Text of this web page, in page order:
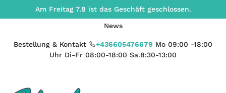
Am Freitag 7.8 ist das Geschäft geschlossen.
News
Bestellung & Kontakt +436605476679 Mo 09:00 -18:00
Uhr Di-Fr 08:00-18:00 Sa.8:30-13:00